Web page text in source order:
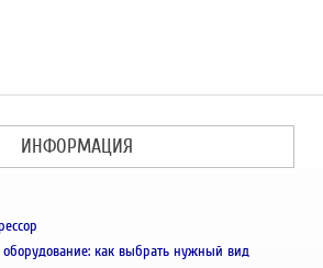
ИНФОРМАЦИЯ
оборудование: как выбрать нужный вид